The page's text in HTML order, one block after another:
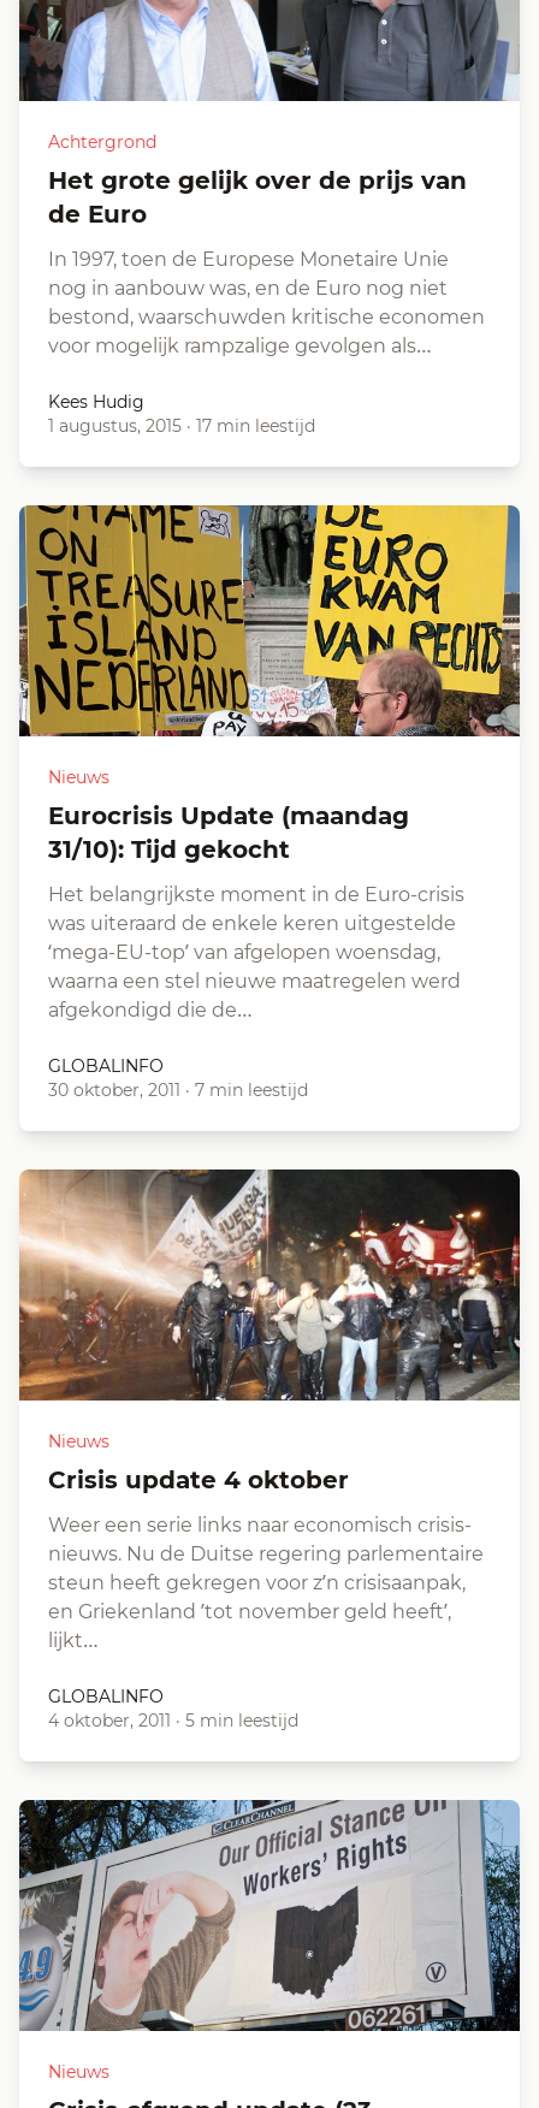
Achtergrond
Het grote gelijk over de prijs van
de Euro
In 1997, toen de Europese Monetaire Unie
nog in aanbouw was, en de Euro nog niet
bestond, waarschuwden kritische economen
voor mogelijk rampzalige gevolgen als…
Kees Hudig
1 augustus, 2015 · 17 min leestijd
Nieuws
Eurocrisis Update (maandag
31/10): Tijd gekocht
Het belangrijkste moment in de Euro-crisis
was uiteraard de enkele keren uitgestelde
‘mega-EU-top’ van afgelopen woensdag,
waarna een stel nieuwe maatregelen werd
afgekondigd die de…
GLOBALINFO
30 oktober, 2011 · 7 min leestijd
Nieuws
Crisis update 4 oktober
Weer een serie links naar economisch crisis-
nieuws. Nu de Duitse regering parlementaire
steun heeft gekregen voor z’n crisisaanpak,
en Griekenland ’tot november geld heeft’,
lijkt…
GLOBALINFO
4 oktober, 2011 · 5 min leestijd
Nieuws